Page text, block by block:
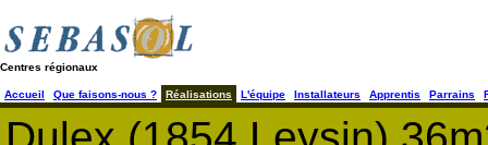
Centres régionaux
Accueil Que faisons-nous ? Réalisations L'équipe Installateurs Apprentis Parrains